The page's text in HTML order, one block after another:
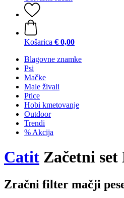
Košarica € 0,00
Blagovne znamke
Psi
Mačke
Male živali
Ptice
Hobi kmetovanje
Outdoor
Trendi
% Akcija
Catit Začetni
Zračni filter mačji